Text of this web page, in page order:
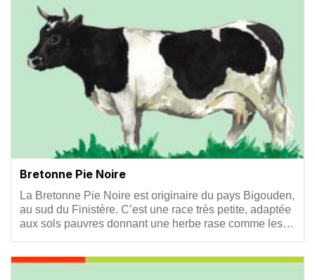
Bretonne Pie Noire
Résumé
La Bretonne Pie Noire est originaire du pays Bigouden,
au sud du Finistère. C’est une race très petite, adaptée
aux sols pauvres donnant une herbe rase comme les…
Vignette